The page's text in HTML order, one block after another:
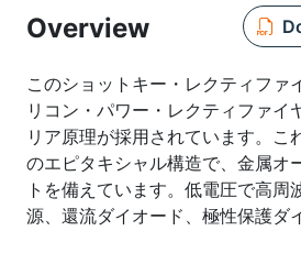
Overview
このショットキー・レクティファ
リコン・パワー・レクティファイ
リア原理が採用されています。こ
のエピタキシャル構造で、金属オ
トを備えています。低電圧で高周
源、還流ダイオード、極性保護ダ